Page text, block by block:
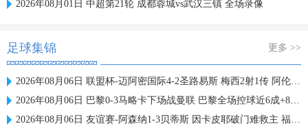
2026年08月01日 中超第21轮 成都蓉城vs武汉三镇 全场录像
足球集锦 更多 >>
2026年08月06日 联盟杯-迈阿密国际4-2圣路易斯 梅西2射1传 阿伦助攻戴帽
2026年08月06日 巴黎0-3马略卡下场战曼联 巴黎全场控球近6成+8射3正未果
2026年08月06日 友谊赛-阿森纳1-3贝蒂斯 因卡皮耶破门难救主 福纳尔斯1射2传